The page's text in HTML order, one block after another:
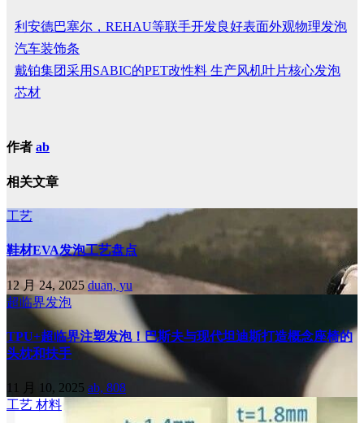
利安德巴塞尔，REHAU等联手开发良好表面外观物理发泡
汽车装饰条
戴铂集团采用SABIC的PET改性料 生产风机叶片核心发泡
芯材
作者 ab
相关文章
工艺
鞋材EVA发泡工艺盘点
12 月 24, 2025 duan, yu
超临界发泡
TPU+超临界注塑发泡！巴斯夫与现代坦迪斯打造概念座椅的
头枕和扶手
11 月 10, 2025 ab, 808
工艺 材料